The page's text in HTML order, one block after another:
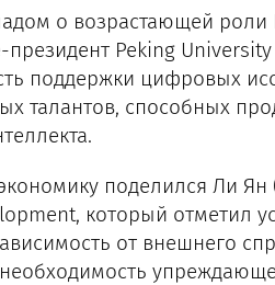
о возрастающей
Peking
поддержки цифровых
талантов, способных
поделился Ли Ян
который отметил
от внешнего